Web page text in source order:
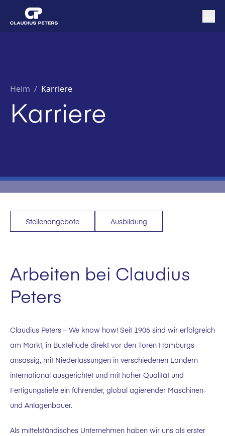
Heim / Karriere
Karriere
Stellenangebote Ausbildung
Arbeiten bei Claudius
Peters
Claudius Peters – We know how! Seit 1906 sind wir erfolgreich
am Markt, in Buxtehude direkt vor den Toren Hamburgs
ansässig, mit Niederlassungen in verschiedenen Ländern
international ausgerichtet und mit hoher Qualität und
Fertigungstiefe ein führender, global agierender Maschinen-
und Anlagenbauer.
Als mittelständisches Unternehmen haben wir uns als erster